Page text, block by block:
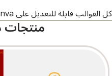
كل القوالب قابلة للتعديل على Canva بسهولة بدون خبرة تصميم.